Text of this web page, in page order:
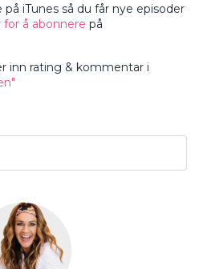
iTunes så du får nye episoder
for å abonnere på
inn rating & kommentar i